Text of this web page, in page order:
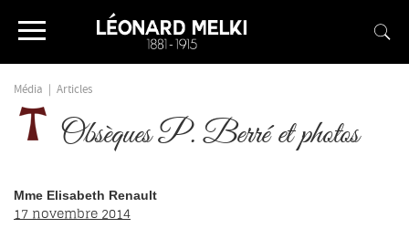
Média Articles
Obsèques P. Berré et photos
Mme Elisabeth Renault
17 novembre 2014